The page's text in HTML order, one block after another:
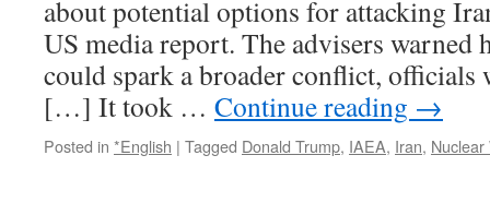
about potential options for attacking
US media report. The advisers
could spark a broader conflict, officials
[…] It took … Continue reading →
Posted in *English | Tagged Donald Trump, IAEA, Iran,